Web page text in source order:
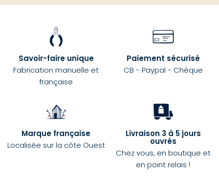
Savoir-faire unique
Fabrication manuelle et
française
Paiement sécurisé
CB - Paypal - Chèque
Marque française
Localisée sur la côte Ouest
Livraison 3 à 5 jours
ouvrés
Chez vous, en boutique et
en point relais !